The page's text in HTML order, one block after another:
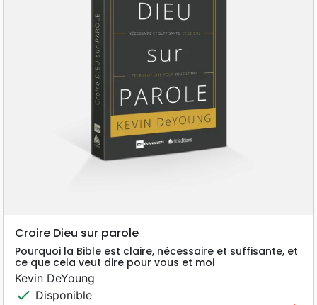
Croire Dieu sur parole
Pourquoi la Bible est claire, nécessaire et suffisante, et
ce que cela veut dire pour vous et moi
Kevin DeYoung
check Disponible